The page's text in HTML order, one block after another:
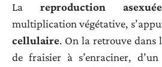
La reproduction asexuée
multiplication végétative,
cellulaire. On la retrouve dans
de fraisier à s’enraciner,